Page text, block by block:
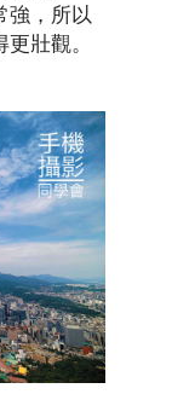
強，所以
壯觀。